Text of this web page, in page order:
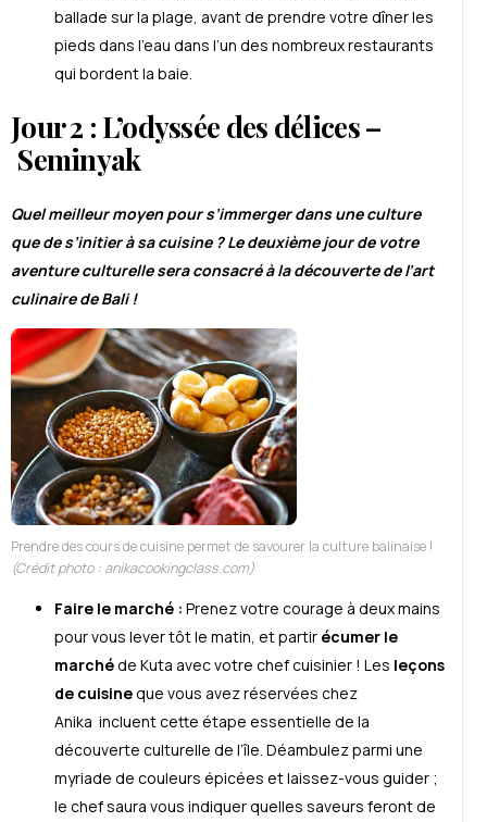
ballade sur la plage, avant de prendre votre dîner les
pieds dans l’eau dans l’un des nombreux restaurants
qui bordent la baie.
Jour 2 : L’odyssée des délices –
Seminyak
Quel meilleur moyen pour s’immerger dans une culture
que de s’initier à sa cuisine ? Le deuxième jour de votre
aventure culturelle sera consacré à la découverte de l’art
culinaire de Bali !
Prendre des cours de cuisine permet de savourer la culture balinaise !
(Crédit photo : anikacookingclass.com)
Faire le marché : Prenez votre courage à deux mains
pour vous lever tôt le matin, et partir écumer le
marchéde Kuta avec votre chef cuisinier ! Les leçons
de cuisineque vous avez réservées chez
Anika incluent cette étape essentielle de la
découverte culturelle de l’île. Déambulez parmi une
myriade de couleurs épicées et laissez-vous guider ;
le chef saura vous indiquer quelles saveurs feront de